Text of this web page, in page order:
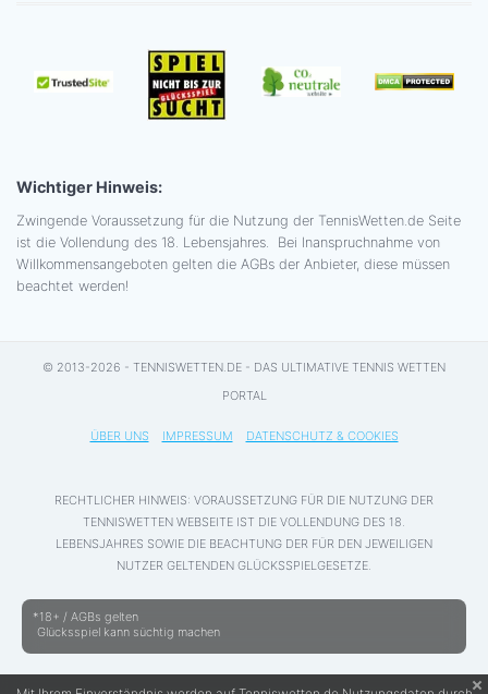
Wichtiger Hinweis:
Zwingende Voraussetzung für die Nutzung der TennisWetten.de Seite
ist die Vollendung des 18. Lebensjahres. Bei Inanspruchnahme von
Willkommensangeboten gelten die AGBs der Anbieter, diese müssen
beachtet werden!
*18+ / AGBs gelten
Glücksspiel kann süchtig machen
© 2013-2026 - TENNISWETTEN.DE - DAS ULTIMATIVE TENNIS WETTEN
PORTAL
ÜBER UNS IMPRESSUM DATENSCHUTZ & COOKIES
RECHTLICHER HINWEIS: VORAUSSETZUNG FÜR DIE NUTZUNG DER
TENNISWETTEN WEBSEITE IST DIE VOLLENDUNG DES 18.
LEBENSJAHRES SOWIE DIE BEACHTUNG DER FÜR DEN JEWEILIGEN
NUTZER GELTENDEN GLÜCKSSPIELGESETZE.